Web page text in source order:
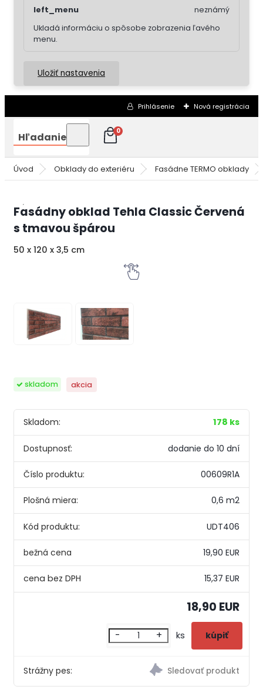
left_menu
Ukladá informáciu o spôsobe zobrazenia ľavého
menu.
neznámý
Uložiť nastavenia
Prihlásenie Nová registrácia
Hľadanie 0
Úvod Obklady do exteriéru Fasádne TERMO obklady
Fasádny obklad Tehla Classic Červená
s tmavou špárou
50 x 120 x 3,5 cm
skladom akcia
Skladom: 178 ks
Dostupnosť: dodanie do 10 dní
Číslo produktu: 00609R1A
Plošná miera: 0,6 m2
Kód produktu: UDT406
bežná cena 19,90 EUR
15,37 EUR
18,90 EUR
Strážny pes:
- + ks